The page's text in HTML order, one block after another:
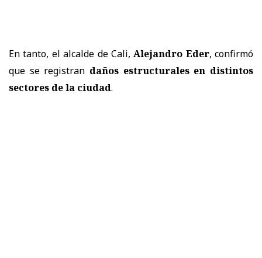
En tanto, el alcalde de Cali,Alejandro Eder, confirmó
que se registran daños estructurales en distintos
sectores de la ciudad.